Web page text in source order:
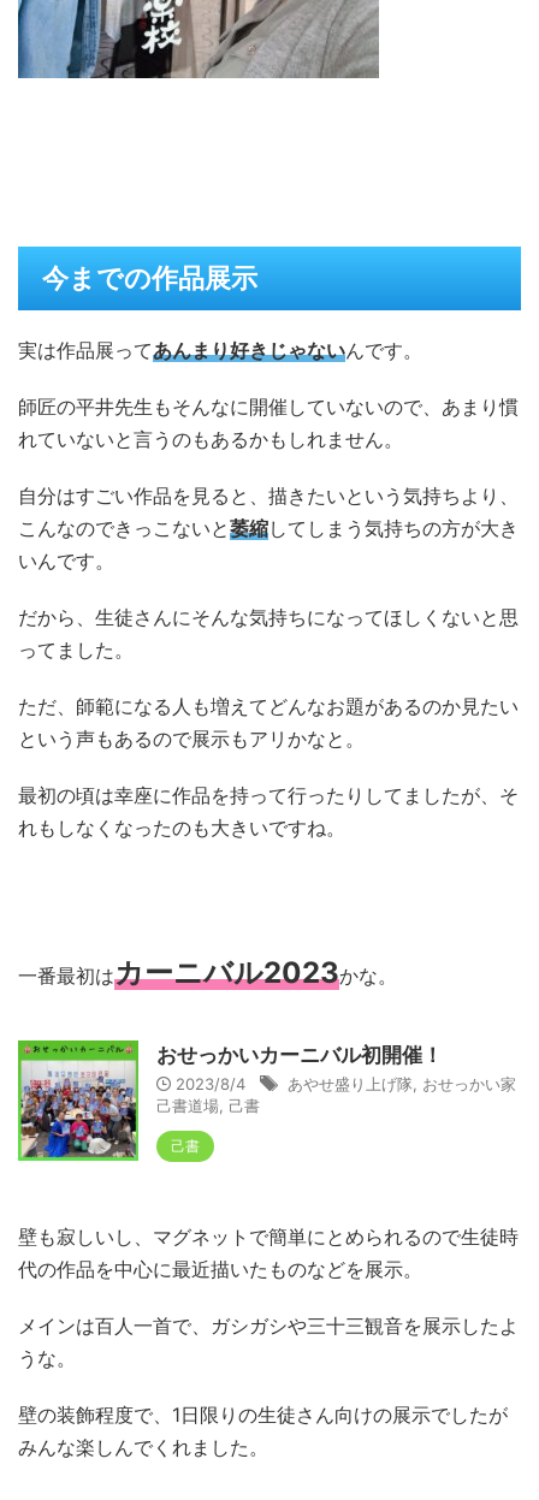
今までの作品展示
実は作品展ってあんまり好きじゃないんです。
師匠の平井先生もそんなに開催していないので、あまり慣
れていないと言うのもあるかもしれません。
自分はすごい作品を見ると、描きたいという気持ちより、
こんなのできっこないと萎縮してしまう気持ちの方が大き
いんです。
だから、生徒さんにそんな気持ちになってほしくないと思
ってました。
ただ、師範になる人も増えてどんなお題があるのか見たい
という声もあるので展示もアリかなと。
最初の頃は幸座に作品を持って行ったりしてましたが、そ
れもしなくなったのも大きいですね。
一番最初はカーニバル2023かな。
おせっかいカーニバル初開催！
あやせ盛り上げ隊
おせっかい家
己書道場 己書
己書
壁も寂しいし、マグネットで簡単にとめられるので生徒時
代の作品を中心に最近描いたものなどを展示。
メインは百人一首で、ガシガシや三十三観音を展示したよ
うな。
壁の装飾程度で、1日限りの生徒さん向けの展示でしたが
みんな楽しんでくれました。